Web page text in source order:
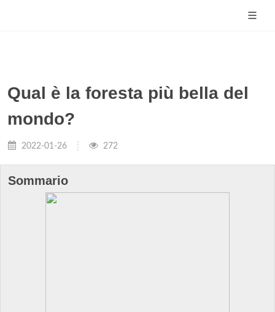
Qual è la foresta più bella del
mondo?
2022-01-26 272
Sommario